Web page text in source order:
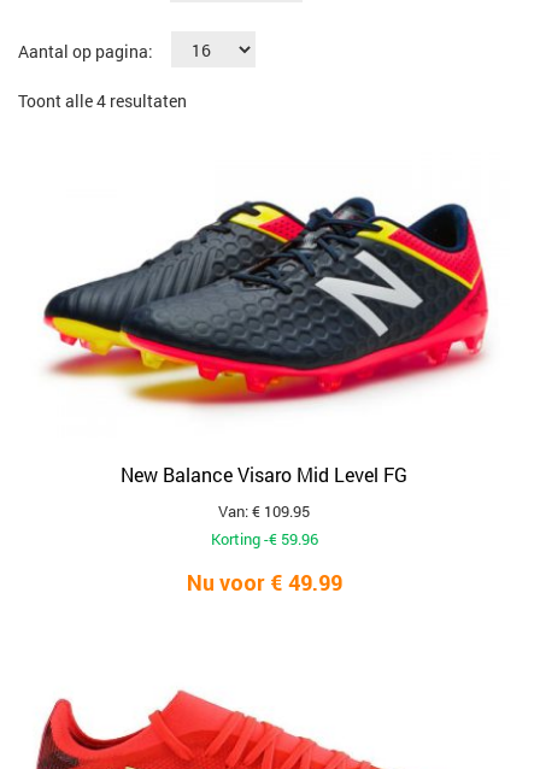
Aantal op pagina:
Toont alle 4 resultaten
New Balance Visaro Mid Level FG
Van: € 109.95
Korting -€ 59.96
Nu voor € 49.99